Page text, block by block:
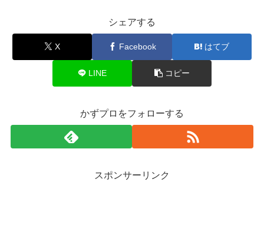
シェアする
X Facebook はてブ
LINE コピー
かずプロをフォローする
スポンサーリンク